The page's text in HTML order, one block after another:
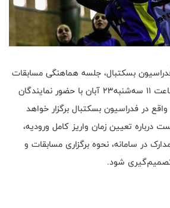
بسکتبال، جلسه هماهنگی مسابقات
لیگ دسته یک بانوان، ساعت ۱۱ سه‌شنبه۲۳ آبان با حضور نمایندگان
در فدراسیون بسکتبال برگزار خواهد
تعیین زمان واریز کامل ورودیه،
در سامانه، نحوه برگزاری مسابقات و
شود.